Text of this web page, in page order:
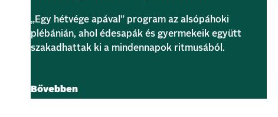
„Egy hétvége apával” program az alsópáhoki
plébánián, ahol édesapák és gyermekeik együtt
szakadhattak ki a mindennapok ritmusából.
Bővebben